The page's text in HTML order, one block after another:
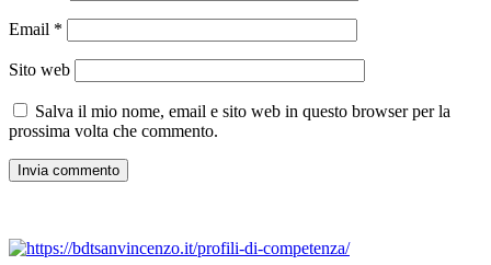
Email *
Sito web
Salva il mio nome, email e sito web in questo browser per la
prossima volta che commento.